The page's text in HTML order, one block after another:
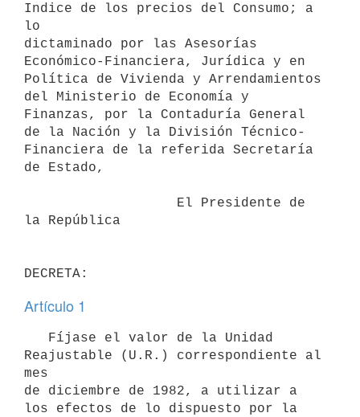
Indice de los precios del Consumo; a
lo
dictaminado por las Asesorías
Económico-Financiera, Jurídica y en
Política de Vivienda y Arrendamientos
del Ministerio de Economía y
Finanzas, por la Contaduría General
de la Nación y la División Técnico-
Financiera de la referida Secretaría
de Estado,
la República
Artículo 1
Reajustable (U.R.) correspondiente al
mes
de diciembre de 1982, a utilizar a
los efectos de lo dispuesto por la